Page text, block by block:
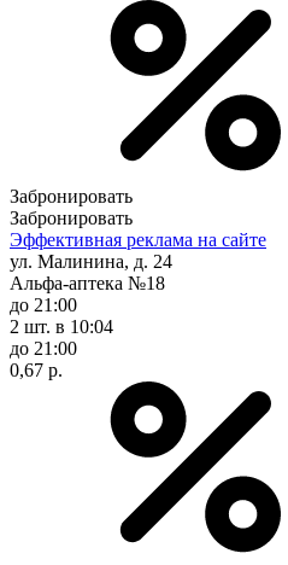
Забронировать
Забронировать
Эффективная реклама на сайте
ул. Малинина, д. 24
Альфа-аптека №18
до 21:00
2 шт. в 10:04
до 21:00
0,67 р.